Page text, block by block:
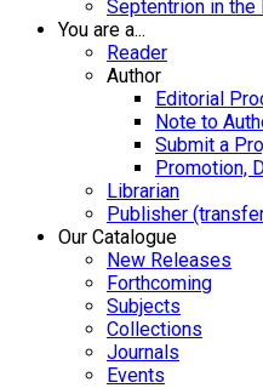
Septentrion in the
You are a...
Reader
Author
Editorial
Note to
Submit a
Promotion,
Librarian
Publisher
Our Catalogue
New Releases
Forthcoming
Subjects
Collections
Journals
Events